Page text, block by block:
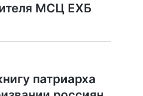
МСЦ ЕХБ
патриарха